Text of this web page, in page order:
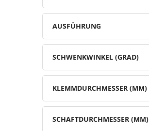
AUSFÜHRUNG
SCHWENKWINKEL (GRAD)
KLEMMDURCHMESSER (MM)
SCHAFTDURCHMESSER (MM)